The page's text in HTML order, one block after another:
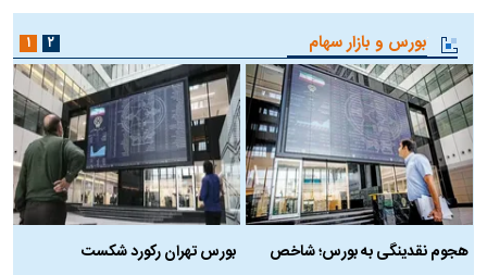
بورس و بازار سهام
هجوم نقدینگی به بورس؛ شاخص بورس تهران رکورد شکست
۱ ۲